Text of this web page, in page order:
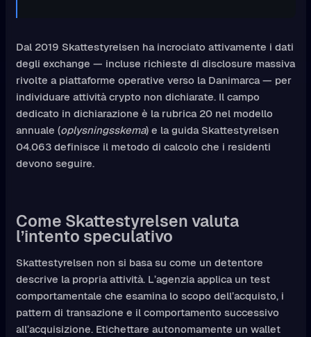
Dal 2019 Skattestyrelsen ha incrociato attivamente i dati
degli exchange — incluse richieste di disclosure massiva
rivolte a piattaforme operative verso la Danimarca — per
individuare attività crypto non dichiarate. Il campo
dedicato in dichiarazione è la rubrica 20 nel modello
annuale (oplysningsskema) e la guida Skattestyrelsen
04.063 definisce il metodo di calcolo che i residenti
devono seguire.
Come Skattestyrelsen valuta
l’intento speculativo
Skattestyrelsen non si basa su come un detentore
descrive la propria attività. L’agenzia applica un test
comportamentale che esamina lo scopo dell’acquisto, i
pattern di transazione e il comportamento successivo
all’acquisizione. Etichettare autonomamente un wallet